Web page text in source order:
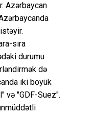
Azərbaycan
sıra
durumu
də
iki böyük
və "GDF-Suez".